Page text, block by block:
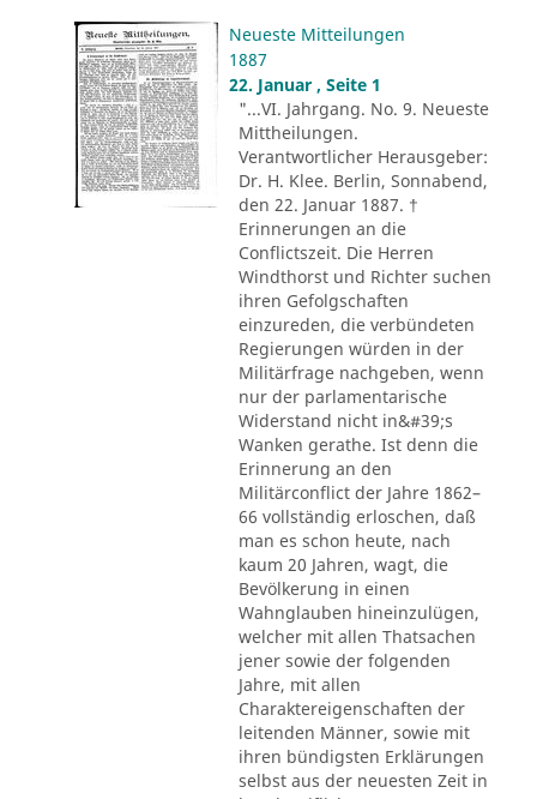
Neueste Mitteilungen
1887
22. Januar , Seite 1
"...VI. Jahrgang. No. 9. Neueste
Mittheilungen.
Verantwortlicher Herausgeber:
Dr. H. Klee. Berlin, Sonnabend,
den 22. Januar 1887. †
Erinnerungen an die
Conflictszeit. Die Herren
Windthorst und Richter suchen
ihren Gefolgschaften
einzureden, die verbündeten
Regierungen würden in der
Militärfrage nachgeben, wenn
nur der parlamentarische
Widerstand nicht in&#39;s
Wanken gerathe. Ist denn die
Erinnerung an den
Militärconflict der Jahre 1862–
66 vollständig erloschen, daß
man es schon heute, nach
kaum 20 Jahren, wagt, die
Bevölkerung in einen
Wahnglauben hineinzulügen,
welcher mit allen Thatsachen
jener sowie der folgenden
Jahre, mit allen
Charaktereigenschaften der
leitenden Männer, sowie mit
ihren bündigsten Erklärungen
selbst aus der neuesten Zeit in